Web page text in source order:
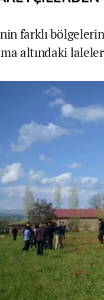
farklı
altındaki